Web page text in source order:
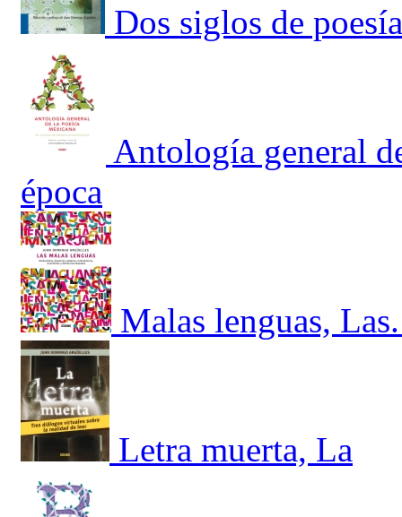
Dos siglos de
Antología general
época
Malas lenguas,
Letra muerta, La